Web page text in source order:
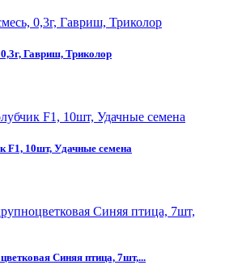
Гавриш, Триколор
F1, 10шт, Удачные семена
Синяя птица, 7шт,...